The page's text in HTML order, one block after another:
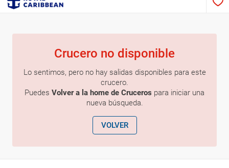
Crucero no disponible
Lo sentimos, pero no hay salidas disponibles para este
crucero.
Puedes Volver a la home de Cruceros para iniciar una
nueva búsqueda.
VOLVER